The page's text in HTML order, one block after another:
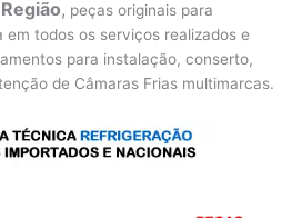
, peças originais para
em todos os serviços realizados e
para instalação, conserto,
de Câmaras Frias multimarcas.